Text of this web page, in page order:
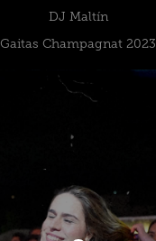
DJ Maltín
Gaitas Champagnat 2023